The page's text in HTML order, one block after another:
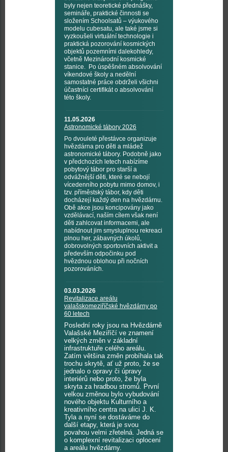
byly nejen teoretické přednášky,
semináře, praktické činnosti se
složením Schoolsatů – výukového
modelu cubesatu, ale také jsme si
vyzkoušeli virtuální technologie i
praktická pozorování kosmických
objektů pozemními dalekohledy,
včetně Mezinárodní kosmické
stanice. Po úspěšném absolvování
víkendové školy a nedělní
samostatné práce obdrželi všichni
účastníci certifikát o absolvování
této školy.
11.05.2026
Astronomické tábory 2026
Po dvouleté přestávce organizuje
hvězdárna pro děti a mládež
astronomické tábory. Podobně jako
v předchozích letech nabízíme
pobytový tábor pro starší a
odvážnější děti, které se nebojí
vícedenního pobytu mimo domov, i
tzv. příměstský tábor, kdy děti
docházejí každý den na hvězdárnu.
Obě akce jsou koncipovány jako
vzdělávací, naším cílem však není
děti zahlcovat informacemi, ale
nabídnout jim smysluplnou rekreaci
plnou her, zábavných úkolů,
dobrovolných sportovních aktivit a
především odpočinku pod
hvězdnou oblohou při nočních
pozorováních.
03.03.2026
Revitalizace areálu
valašskomeziříčské hvězdárny po
60 letech
Poslední roky jsou na Hvězdárně
Valašské Meziříčí ve znamení
velkých změn v základní
infrastruktuře celého areálu.
Zatím většina změn probíhala tak
trochu skrytě, ať už proto, že se
jednalo o opravy či úpravy
interiérů nebo proto, že byla
skryta za hradbou stromů. První
velkou změnou bylo vybudování
nového objektu Kulturního a
kreativního centra na ulici J. K.
Tyla a nyní se dostáváme do
další etapy, která je svou
povahou velmi zřetelná. Jedná se
o komplexní revitalizaci oplocení
a areálu hvězdárny.